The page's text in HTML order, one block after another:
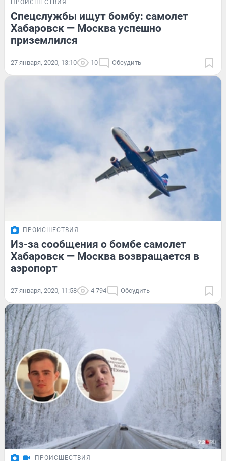
ПРОИСШЕСТВИЯ
Спецслужбы ищут бомбу: самолет
Хабаровск — Москва успешно
приземлился
27 января, 2020, 13:10 10 Обсудить
ПРОИСШЕСТВИЯ
Из-за сообщения о бомбе самолет
Хабаровск — Москва возвращается в
аэропорт
27 января, 2020, 11:58 4 794 Обсудить
ПРОИСШЕСТВИЯ